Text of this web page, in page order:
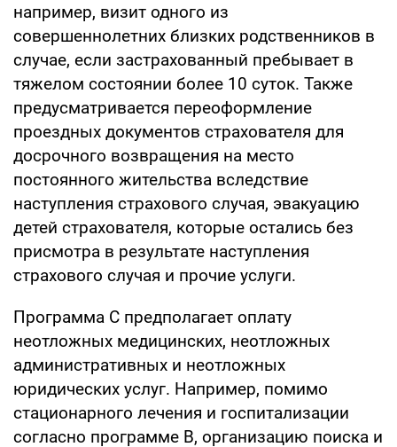
например, визит одного из
совершеннолетних близких родственников в
случае, если застрахованный пребывает в
тяжелом состоянии более 10 суток. Также
предусматривается переоформление
проездных документов страхователя для
досрочного возвращения на место
постоянного жительства вследствие
наступления страхового случая, эвакуацию
детей страхователя, которые остались без
присмотра в результате наступления
страхового случая и прочие услуги.
Программа С предполагает оплату
неотложных медицинских, неотложных
административных и неотложных
юридических услуг. Например, помимо
стационарного лечения и госпитализации
согласно программе В, организацию поиска и